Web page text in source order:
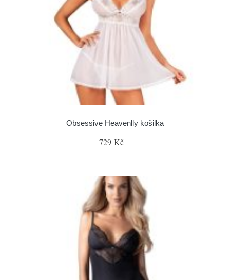
Obsessive Heavenlly košilka
729 Kč